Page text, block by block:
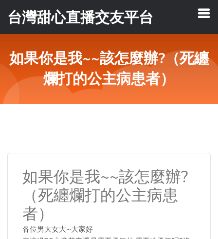
台灣甜心直播交友平台
如果你是我~~該怎麼辦?（死纏
爛打的公主病患者）
如果你是我~~該怎麼辦?
（死纏爛打的公主病患
者）
各位男大女大~大家好